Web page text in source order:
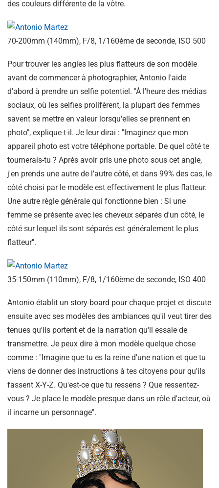
des couleurs différente de la vôtre.
70-200mm (140mm), F/8, 1/160ème de seconde, ISO 500
Pour trouver les angles les plus flatteurs de son modèle
avant de commencer à photographier, Antonio l'aide
d'abord à prendre un selfie potentiel. "À l'heure des médias
sociaux, où les selfies prolifèrent, la plupart des femmes
savent se mettre en valeur lorsqu'elles se prennent en
photo", explique-t-il. Je leur dirai : "Imaginez que mon
appareil photo est votre téléphone portable. De quel côté te
tournerais-tu ? Après avoir pris une photo sous cet angle,
j'en prends une autre de l'autre côté, et dans 99% des cas, le
côté choisi par le modèle est effectivement le plus flatteur.
Une autre règle générale qui fonctionne bien : Si une
femme se présente avec les cheveux séparés d'un côté, le
côté sur lequel ils sont séparés est généralement le plus
flatteur".
35-150mm (110mm), F/8, 1/160ème de seconde, ISO 400
Antonio établit un story-board pour chaque projet et discute
ensuite avec ses modèles des ambiances qu'il veut tirer des
tenues qu'ils portent et de la narration qu'il essaie de
transmettre. Je peux dire à mon modèle quelque chose
comme : "Imagine que tu es la reine d'une nation et que tu
viens de donner des instructions à tes citoyens pour qu'ils
fassent X-Y-Z. Qu'est-ce que tu ressens ? Que ressentez-
vous ? Je place le modèle presque dans un rôle d'acteur, où
il incarne un personnage".